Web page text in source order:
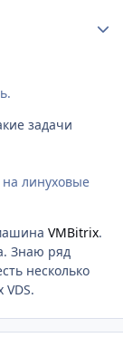
задачи
линуховые
VMBitrix.
Знаю ряд
несколько